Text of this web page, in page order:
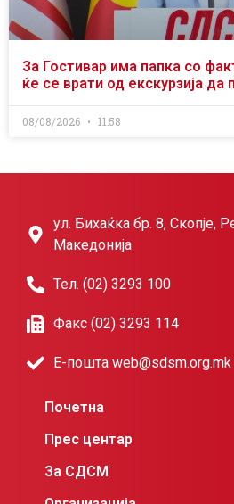
За Гостивар има папка со
ќе се врати од екскурзија
08/08/2026 11:58
ул. Бихаќка бр. 8, Скопје,
Македонија
Тел. (02) 3293 100
Факс (02) 3293 114
Е-пошта web@sdsm.org.mk
Почетна
Прес центар
За СДСМ